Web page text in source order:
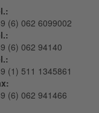
(6) 062 6099002
(6) 062 94140
(1) 511 1345861
(6) 062 941466